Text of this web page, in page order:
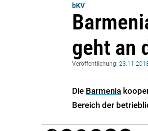
bKV
geht an
Veröffentlichung:
Die Barmenia
Bereich der